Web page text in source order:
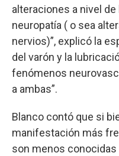
alteraciones a nivel
neuropatía ( o sea
nervios)”, explicó la
del varón y la
fenómenos
a ambas”.
Blanco contó que si
manifestación más
son menos conocidas